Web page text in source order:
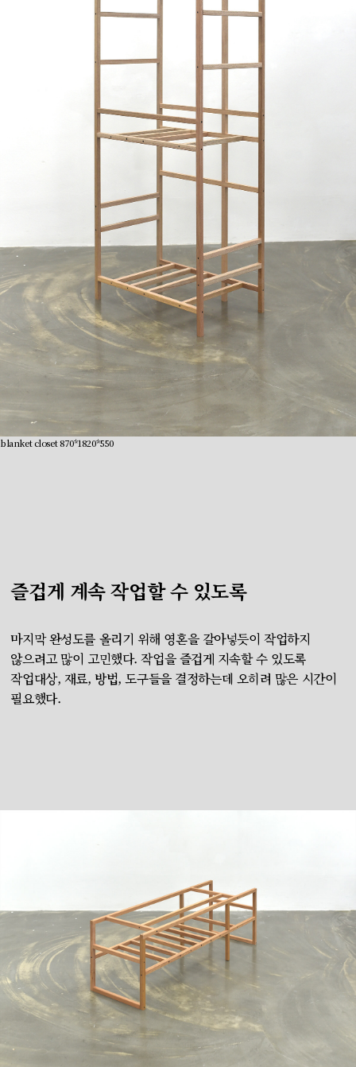
blanket closet 870*1820*550
즐겁게 계속 작업할 수 있도록
마지막 완성도를 올리기 위해 영혼을 갈아넣듯이 작업하지
않으려고 많이 고민했다. 작업을 즐겁게 지속할 수 있도록
작업대상, 재료, 방법, 도구들을 결정하는데 오히려 많은 시간이
필요했다.